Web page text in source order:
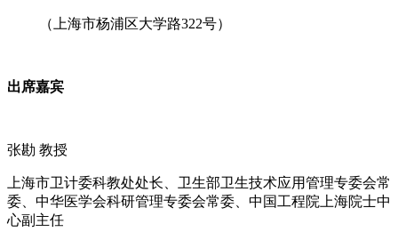
（上海市杨浦区大学路322号）
出席嘉宾
张勘 教授
上海市卫计委科教处处长、卫生部卫生技术应用管理专委会常
委、中华医学会科研管理专委会常委、中国工程院上海院士中
心副主任